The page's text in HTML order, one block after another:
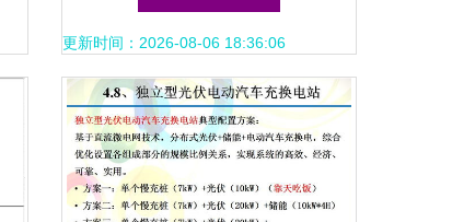
创新实践
更新时间：2026-08-06 18:36:06